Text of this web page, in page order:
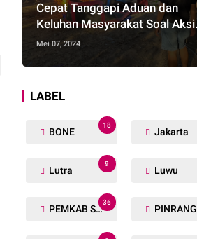
Cepat Tanggapi Aduan dan
Keluhan Masyarakat Soal Aksi
Perjudian
Mei 07, 2024
LABEL
BONE
18
Jakarta
Lutra
9
Luwu
PEMKAB SOPPENG
36
PINRANG